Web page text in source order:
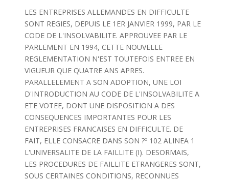
LES ENTREPRISES ALLEMANDES EN DIFFICULTE
SONT REGIES, DEPUIS LE 1ER JANVIER 1999, PAR LE
CODE DE L'INSOLVABILITE. APPROUVEE PAR LE
PARLEMENT EN 1994, CETTE NOUVELLE
REGLEMENTATION N'EST TOUTEFOIS ENTREE EN
VIGUEUR QUE QUATRE ANS APRES.
PARALLELEMENT A SON ADOPTION, UNE LOI
D'INTRODUCTION AU CODE DE L'INSOLVABILITE A
ETE VOTEE, DONT UNE DISPOSITION A DES
CONSEQUENCES IMPORTANTES POUR LES
ENTREPRISES FRANCAISES EN DIFFICULTE. DE
FAIT, ELLE CONSACRE DANS SON ?º 102 ALINEA 1
L'UNIVERSALITE DE LA FAILLITE (I). DESORMAIS,
LES PROCEDURES DE FAILLITE ETRANGERES SONT,
SOUS CERTAINES CONDITIONS, RECONNUES